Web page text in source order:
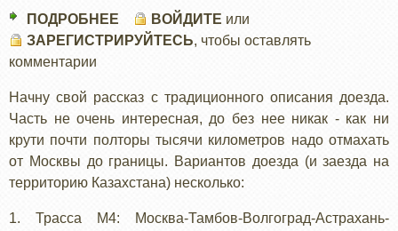
ПОДРОБНЕЕ
КАЗАХСТАН:
ВОЙДИТЕ или
ЗАРЕГИСТРИРУЙТЕСЬ, чтобы оставлять
комментарии
Начну свой рассказ с традиционного описания доезда.
Часть не очень интересная, до без нее никак - как ни
крути почти полторы тысячи километров надо отмахать
от Москвы до границы. Вариантов доезда (и заезда на
территорию Казахстана) несколько:
1. Трасса М4: Москва-Тамбов-Волгоград-Астрахань-